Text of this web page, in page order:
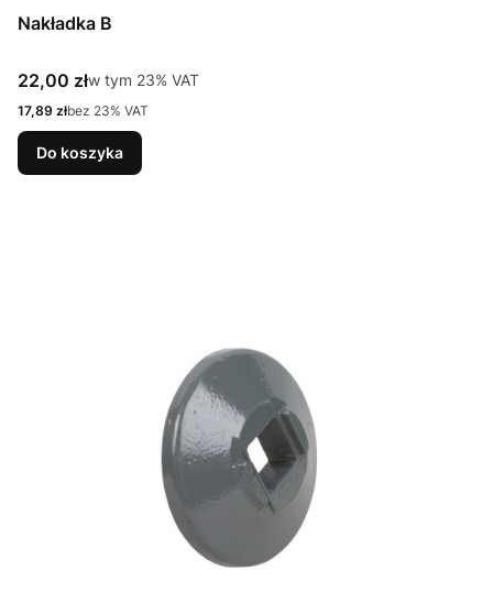
Nakładka B
Cena brutto
22,00 złw tym %s VAT
w tym 23% VAT
Cena netto
17,89 złbez 23% VAT
Do koszyka